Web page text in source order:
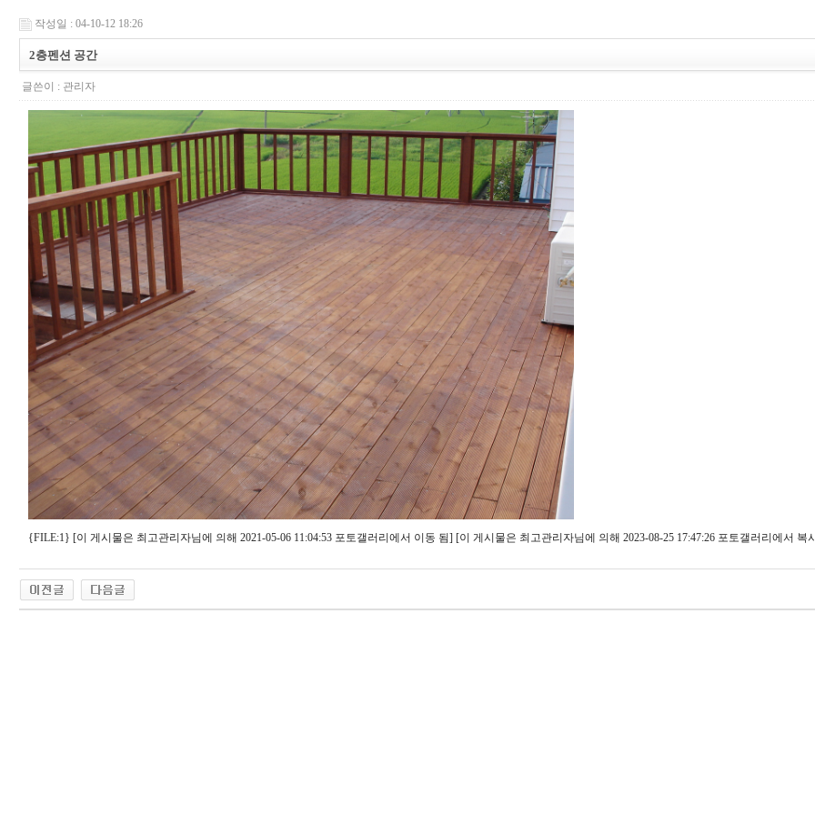
작성일 : 04-10-12 18:26
2층펜션 공간
글쓴이 : 관리자
{FILE:1} [이 게시물은 최고관리자님에 의해 2021-05-06 11:04:53 포토갤러리에서 이동 됨] [이 게시물은 최고관리자님에 의해 2023-08-25 17:47:26 포토갤러리에서 복